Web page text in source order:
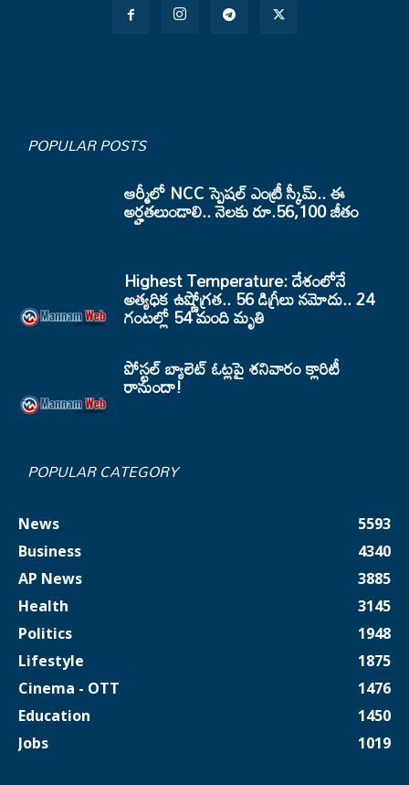
POPULAR POSTS
ఆర్మీలో NCC స్పెషల్ ఎంట్రీ స్కీమ్.. ఈ
అర్హతలుండాలి.. నెలకు రూ.56,100 జీతం
Highest Temperature: దేశంలోనే
అత్యధిక ఉష్ణోగ్రత.. 56 డిగ్రీలు నమోదు.. 24
గంటల్లో 54 మంది మృతి
పోస్టల్ బ్యాలెట్ ఓట్లపై శనివారం క్లారిటీ
రానుందా!
POPULAR CATEGORY
News
5593
Business
4340
AP News
3885
Health
3145
Politics
1948
Lifestyle
1875
Cinema - OTT
1476
Education
1450
Jobs
1019